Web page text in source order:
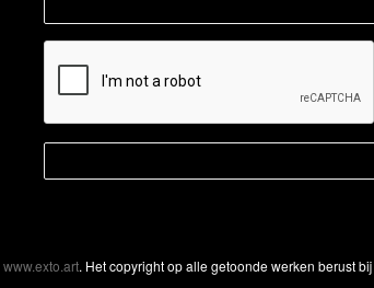
www.exto.art. Het copyright op alle getoonde werken berust